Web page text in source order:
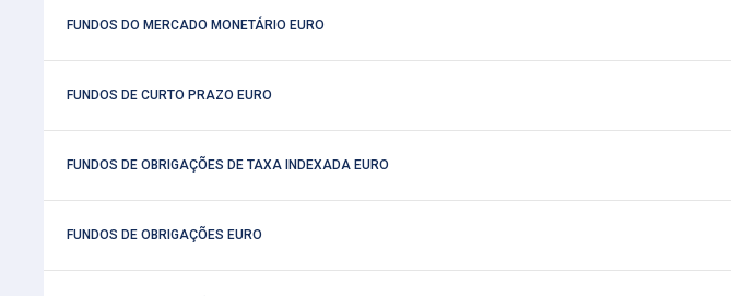
FUNDOS DO MERCADO MONETÁRIO EURO
FUNDOS DE CURTO PRAZO EURO
FUNDOS DE OBRIGAÇÕES DE TAXA INDEXADA EURO
FUNDOS DE OBRIGAÇÕES EURO